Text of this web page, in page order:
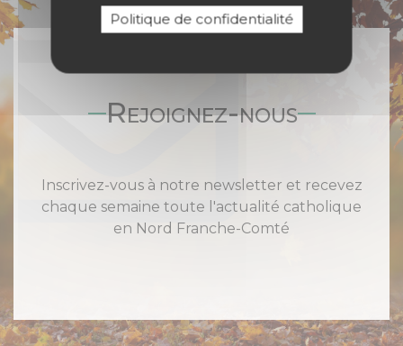
Rejoignez-nous
Inscrivez-vous à notre newsletter et recevez
chaque semaine toute l'actualité catholique
en Nord Franche-Comté
Politique de confidentialité